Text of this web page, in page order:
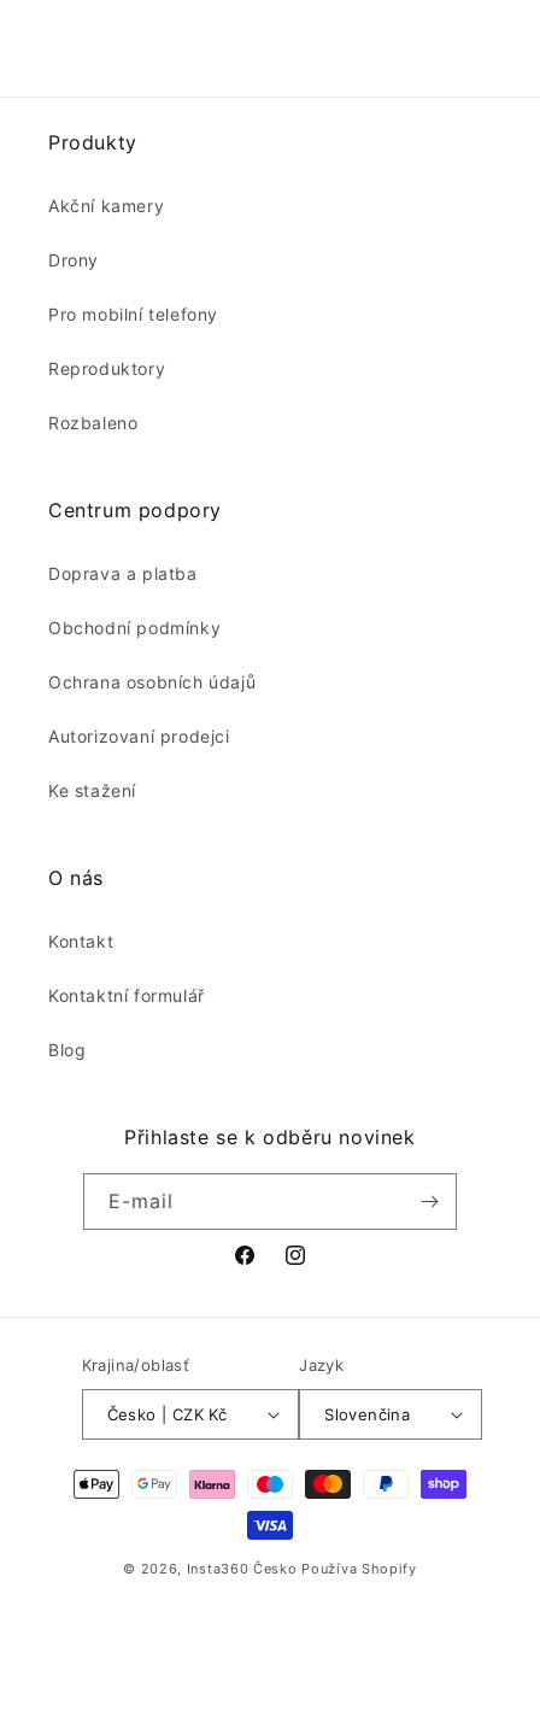
Produkty
Akční kamery
Drony
Pro mobilní telefony
Reproduktory
Rozbaleno
Centrum podpory
Doprava a platba
Obchodní podmínky
Ochrana osobních údajů
Autorizovaní prodejci
Ke stažení
O nás
Kontakt
Kontaktní formulář
Blog
Přihlaste se k odběru novinek
E-mail
FacebookInstagram
Krajina/oblasť
Česko | CZK Kč
Jazyk
Slovenčina
Spôsoby
platby
© 2026, Insta360 Česko Používa Shopify